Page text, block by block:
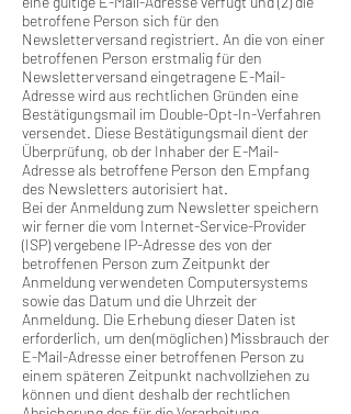
betroffene Person sich für den
Newsletterversand registriert. An die von einer
betroffenen Person erstmalig für den
Newsletterversand eingetragene E-Mail-
Adresse wird aus rechtlichen Gründen eine
Bestätigungsmail im Double-Opt-In-Verfahren
versendet. Diese Bestätigungsmail dient der
Überprüfung, ob der Inhaber der E-Mail-
Adresse als betroffene Person den Empfang
des Newsletters autorisiert hat.
Bei der Anmeldung zum Newsletter speichern
wir ferner die vom Internet-Service-Provider
(ISP) vergebene IP-Adresse des von der
betroffenen Person zum Zeitpunkt der
Anmeldung verwendeten Computersystems
sowie das Datum und die Uhrzeit der
Anmeldung. Die Erhebung dieser Daten ist
erforderlich, um den(möglichen) Missbrauch der
E-Mail-Adresse einer betroffenen Person zu
einem späteren Zeitpunkt nachvollziehen zu
können und dient deshalb der rechtlichen